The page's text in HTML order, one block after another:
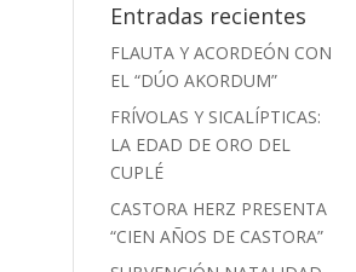
Entradas recientes
FLAUTA Y ACORDEÓN CON
EL “DÚO AKORDUM”
FRÍVOLAS Y SICALÍPTICAS:
LA EDAD DE ORO DEL
CUPLÉ
CASTORA HERZ PRESENTA
“CIEN AÑOS DE CASTORA”